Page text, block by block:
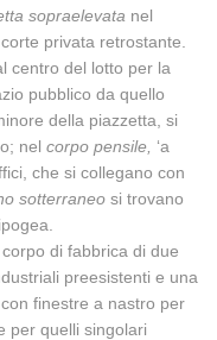
sopraelevata nel
privata retrostante.
centro del lotto per la
pubblico da quello
della piazzetta, si
nelcorpo pensile, ‘a
che si collegano con
sotterraneosi trovano
di fabbrica di due
preesistenti e una
finestre a nastro per
per quelli singolari